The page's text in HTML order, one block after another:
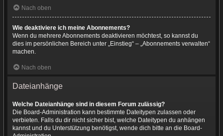
Nach oben
Wie deaktiviere ich meine Abonnements?
Wenn du mehrere Abonnements deaktivieren möchtest, so kannst du
dies im persönlichen Bereich unter „Einstieg“ – „Abonnements verwalten“
machen.
Nach oben
Dateianhänge
Welche Dateianhänge sind in diesem Forum zulässig?
Die Board-Administration kann bestimmte Dateitypen zulassen oder
verbieten. Falls du dir nicht sicher bist, welche Dateitypen du anhängen
kannst und du Unterstützung benötigst, wende dich bitte an die Board-